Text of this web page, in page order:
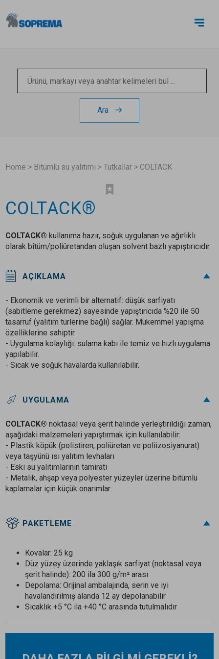
Ara
Home > Bitümlü su yalıtımı >Tutkallar > COLTACK
COLTACK®
COLTACK® kullanıma hazır, soğuk uygulanan ve ağırlıklı
olarak bitüm/poliüretandan oluşan solvent bazlı yapıştırıcıdır.
AÇIKLAMA
- Ekonomik ve verimli bir alternatif: düşük sarfiyatı
(sabitleme gerekmez) sayesinde yapıştırıcıda %20 ile 50
tasarruf (yalıtım türlerine bağlı) sağlar. Mükemmel yapışma
özelliklerine sahiptir.
- Uygulama kolaylığı: sulama kabı ile temiz ve hızlı uygulama
yapılabilir.
- Sıcak ve soğuk havalarda kullanılabilir.
UYGULAMA
COLTACK® noktasal veya şerit halinde yerleştirildiği zaman,
aşağıdaki malzemeleri yapıştırmak için kullanılabilir:
- Plastik köpük (polistiren, poliüretan ve poliizosiyanurat)
veya taşyünü ısı yalıtım levhaları
- Eski su yalıtımlarının tamiratı
- Metalik, ahşap veya polyester yüzeyler üzerine bitümlü
kaplamalar için küçük onarımlar
PAKETLEME
Kovalar: 25 kg
Düz yüzey üzerinde yaklaşık sarfiyat (noktasal veya
şerit halinde): 200 ila 300 g/m² arası
Depolama: Orijinal ambalajında, serin ve iyi
havalandırılmış alanda 12 ay depolanabilir
Sıcaklık +5 °C ila +40 °C arasında tutulmalıdır